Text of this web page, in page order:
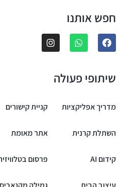
חפש אותנו
שיתופי פעולה
מדריך אפליקציות קניית קישורים
השתלת קרנית אתר מאומת
קידום AI פרסום בטלוויזיה